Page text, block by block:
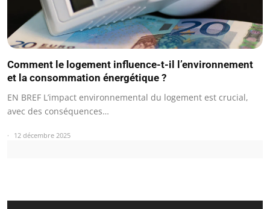
Comment le logement influence-t-il l’environnement
et la consommation énergétique ?
EN BREF L’impact environnemental du logement est crucial,
avec des conséquences…
12 décembre 2025